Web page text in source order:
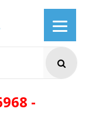
SEARCH
-